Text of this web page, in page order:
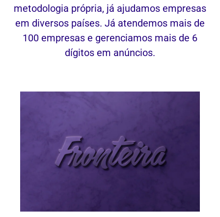
metodologia própria, já ajudamos empresas
em diversos países. Já atendemos mais de
100 empresas e gerenciamos mais de 6
dígitos em anúncios.